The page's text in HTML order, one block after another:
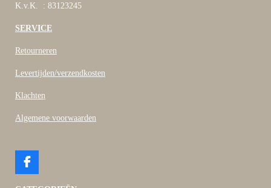
K.v.K. : 83123245
SERVICE
Retourneren
Levertijden/verzendkosten
Klachten
Algemene voorwaarden
F